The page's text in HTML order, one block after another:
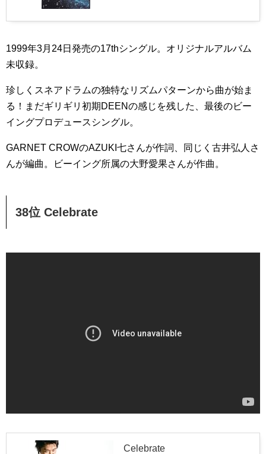
1999年3月24日発売の17thシングル。オリジナルアルバム
未収録。
珍しくスネアドラムの独特なリズムパターンから曲が始ま
る！まだギリギリ初期DEENの感じを残した、最後のビー
イングプロデュースシングル。
GARNET CROWのAZUKI七さんが作詞、同じく古井弘人さ
んが編曲。ビーイング所属の大野愛果さんが作曲。
38位 Celebrate
Celebrate